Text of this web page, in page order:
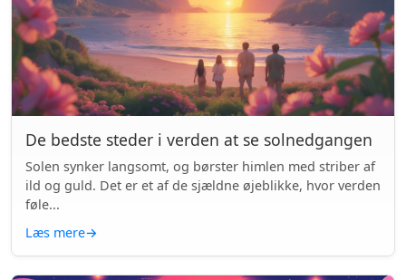
De bedste steder i verden at se solnedgangen
Solen synker langsomt, og børster himlen med striber af
ild og guld. Det er et af de sjældne øjeblikke, hvor verden
føle...
Læs mere→